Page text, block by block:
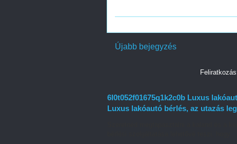
Újabb bejegyzés
6l0t052f01675q1k2c0b Luxus
Luxus lakóautó bérlés, az utazás